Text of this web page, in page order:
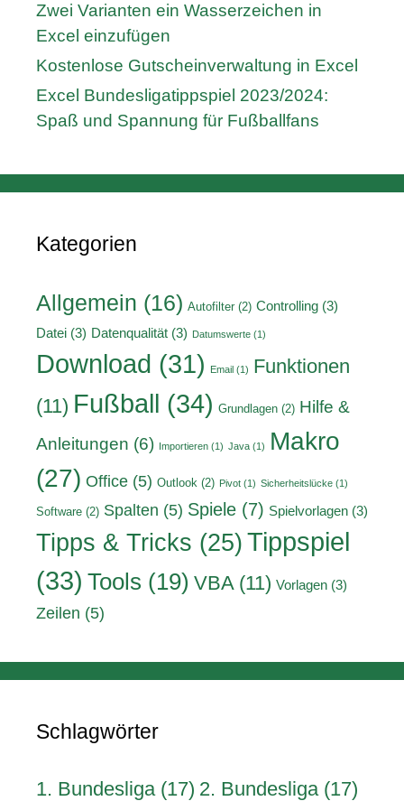
Zwei Varianten ein Wasserzeichen in
Excel einzufügen
Kostenlose Gutscheinverwaltung in Excel
Excel Bundesligatippspiel 2023/2024:
Spaß und Spannung für Fußballfans
Kategorien
Allgemein (16) Autofilter (2) Controlling (3)
Datei (3) Datenqualität (3) Datumswerte (1)
Download (31) Email (1) Funktionen
(11) Fußball (34) Grundlagen (2) Hilfe &
Anleitungen (6) Importieren (1) Java (1)
Makro
(27) Office (5) Outlook (2) Pivot (1) Sicherheitslücke (1)
Software (2) Spalten (5) Spiele (7) Spielvorlagen (3)
Tipps & Tricks (25)Tippspiel
(33) Tools (19) VBA(11) Vorlagen (3)
Zeilen (5)
Schlagwörter
1. Bundesliga(17) 2. Bundesliga(17)